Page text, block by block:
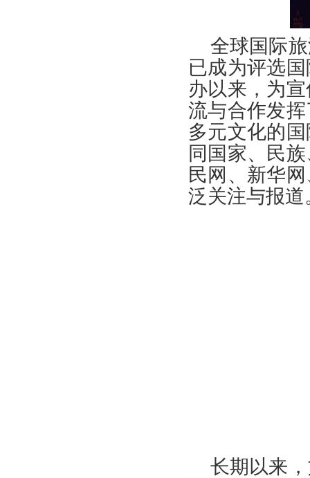
全球国际
已成为评选
办以来，为
流与合作发
多元文化的
同国家、民
民网、新华
泛关注与报道
长期以来